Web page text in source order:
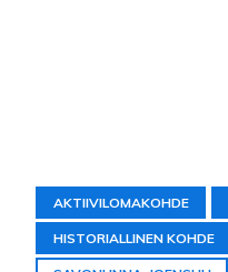
AKTIIVILOMAKOHDE
HISTORIALLINEN KOHDE